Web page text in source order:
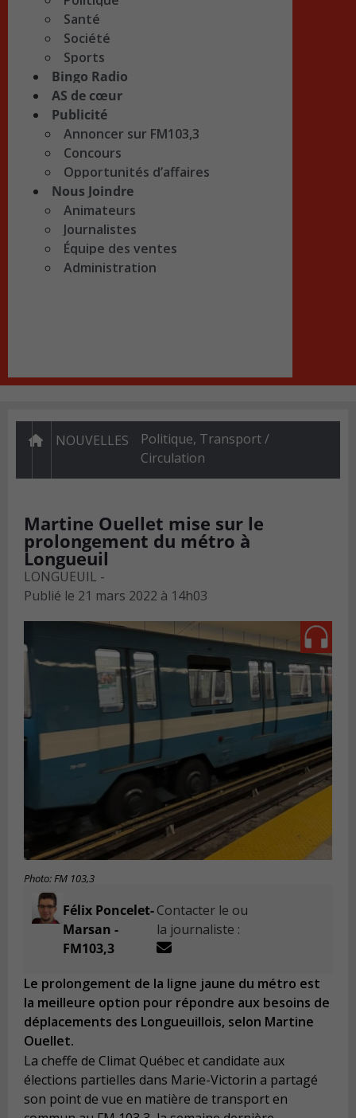
Santé
Société
Sports
Bingo Radio
AS de cœur
Publicité
Annoncer sur FM103,3
Concours
Opportunités d’affaires
Nous Joindre
Animateurs
Journalistes
Équipe des ventes
Administration
NOUVELLES Politique, Transport /
Circulation
Martine Ouellet mise sur le
prolongement du métro à
Longueuil
LONGUEUIL -
Publié le 21 mars 2022 à 14h03
Photo: FM 103,3
Félix Poncelet-
Marsan -
FM103,3
Contacter le ou
la journaliste :
Le prolongement de la ligne jaune du métro est
la meilleure option pour répondre aux besoins de
déplacements des Longueuillois, selon Martine
Ouellet.
La cheffe de Climat Québec et candidate aux
élections partielles dans Marie-Victorin a partagé
son point de vue en matière de transport en